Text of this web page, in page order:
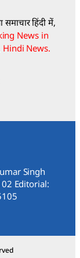
हिंदी में,
News in
News.
Singh
Editorial: